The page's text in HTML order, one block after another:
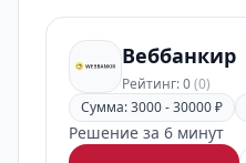
Веббанкир
Рейтинг: 0(0)
Сумма: 3000 - 30000 ₽
Решение за 6 минут